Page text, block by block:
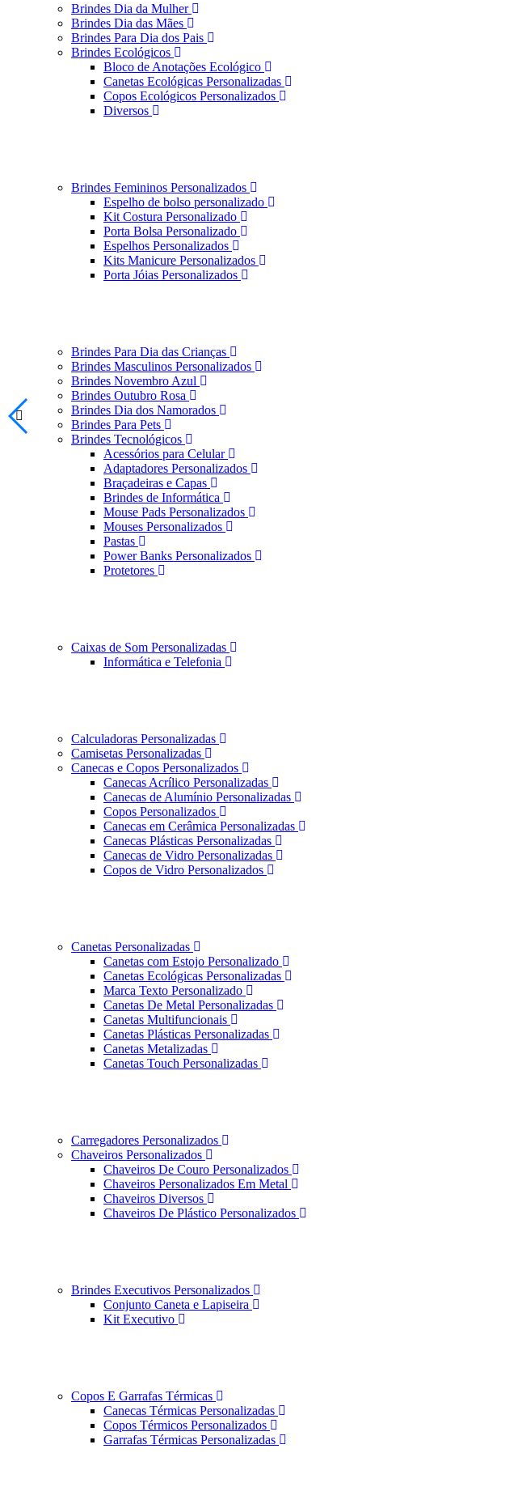
Brindes Dia da Mulher
Brindes Dia das Mães
Brindes Para Dia dos Pais
Brindes Ecológicos
Bloco de Anotações Ecológico
Canetas Ecológicas Personalizadas
Copos Ecológicos Personalizados
Diversos
Brindes Femininos Personalizados
Espelho de bolso personalizado
Kit Costura Personalizado
Porta Bolsa Personalizado
Espelhos Personalizados
Kits Manicure Personalizados
Porta Jóias Personalizados
Brindes Para Dia das Crianças
Brindes Masculinos Personalizados
Brindes Novembro Azul
Brindes Outubro Rosa
Brindes Dia dos Namorados
Brindes Para Pets
Brindes Tecnológicos
Acessórios para Celular
Adaptadores Personalizados
Braçadeiras e Capas
Brindes de Informática
Mouse Pads Personalizados
Mouses Personalizados
Pastas
Power Banks Personalizados
Protetores
Caixas de Som Personalizadas
Informática e Telefonia
Calculadoras Personalizadas
Camisetas Personalizadas
Canecas e Copos Personalizados
Canecas Acrílico Personalizadas
Canecas de Alumínio Personalizadas
Copos Personalizados
Canecas em Cerâmica Personalizadas
Canecas Plásticas Personalizadas
Canecas de Vidro Personalizadas
Copos de Vidro Personalizados
Canetas Personalizadas
Canetas com Estojo Personalizado
Canetas Ecológicas Personalizadas
Marca Texto Personalizado
Canetas De Metal Personalizadas
Canetas Multifuncionais
Canetas Plásticas Personalizadas
Canetas Metalizadas
Canetas Touch Personalizadas
Carregadores Personalizados
Chaveiros Personalizados
Chaveiros De Couro Personalizados
Chaveiros Personalizados Em Metal
Chaveiros Diversos
Chaveiros De Plástico Personalizados
Brindes Executivos Personalizados
Conjunto Caneta e Lapiseira
Kit Executivo
Copos E Garrafas Térmicas
Canecas Térmicas Personalizadas
Copos Térmicos Personalizados
Garrafas Térmicas Personalizadas